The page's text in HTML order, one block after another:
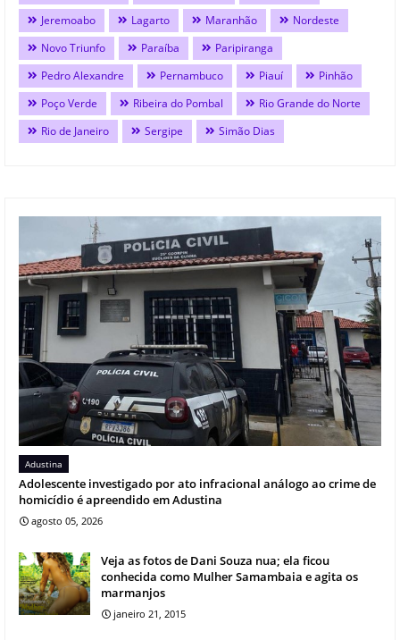
Jeremoabo Lagarto Maranhão
Nordeste
Novo Triunfo
Paraíba
Paripiranga
Pedro Alexandre
Pernambuco Piauí
Pinhão
Poço Verde
Ribeira do Pombal
Rio Grande do Norte
Rio de Janeiro
Sergipe Simão Dias
Adustina
Adolescente investigado por ato infracional análogo ao crime de
homicídio é apreendido em Adustina
agosto 05, 2026
Veja as fotos de Dani Souza nua; ela ficou
conhecida como Mulher Samambaia e agita os
marmanjos
janeiro 21, 2015